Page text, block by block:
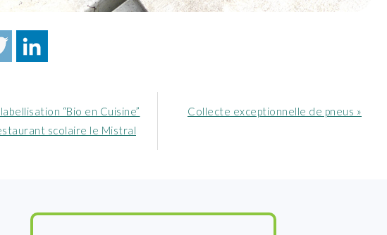
“Bio en Cuisine”
scolaire le Mistral
Article
Collecte exceptionnelle de pneus »